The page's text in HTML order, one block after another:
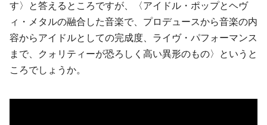
す〉と答えるところですが、〈アイドル・ポップとヘヴ
ィ・メタルの融合した音楽で、プロデュースから音楽の内
容からアイドルとしての完成度、ライヴ・パフォーマンス
まで、クォリティーが恐ろしく高い異形のもの〉というと
ころでしょうか。